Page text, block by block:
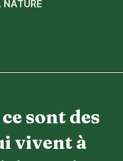
sont des
vivent à